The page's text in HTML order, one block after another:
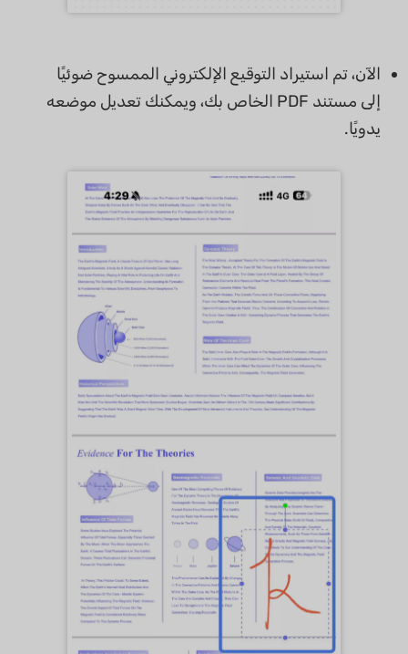
الآن، تم استيراد التوقيع الإلكتروني الممسوح ضوئيًا
إلى مستند PDF الخاص بك، ويمكنك تعديل موضعه
يدويًا.